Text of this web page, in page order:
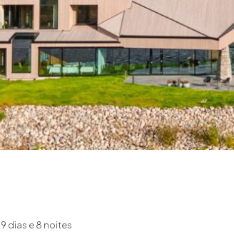
9 dias e 8 noites